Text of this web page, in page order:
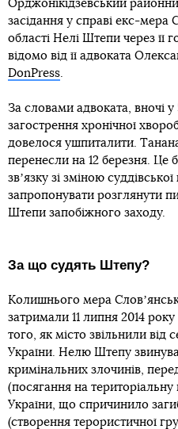
Орджонікідзевський
засідання у справі екс-мера
області Нелі Штепи через її
відомо від її адвоката
DonPress.
За словами адвоката, вночі
загострення хронічної
довелося ушпиталити.
перенесли на 12 березня. Це
звʼязку зі зміною
запропонувати розглянути
Штепи запобіжного заходу.
За що судять Штепу?
Колишнього мера
затримали 11 липня 2014
того, як місто звільнили від
України. Нелю Штепу
кримінальних злочинів,
(посягання на територіальну
України, що спричинило
(створення терористичної